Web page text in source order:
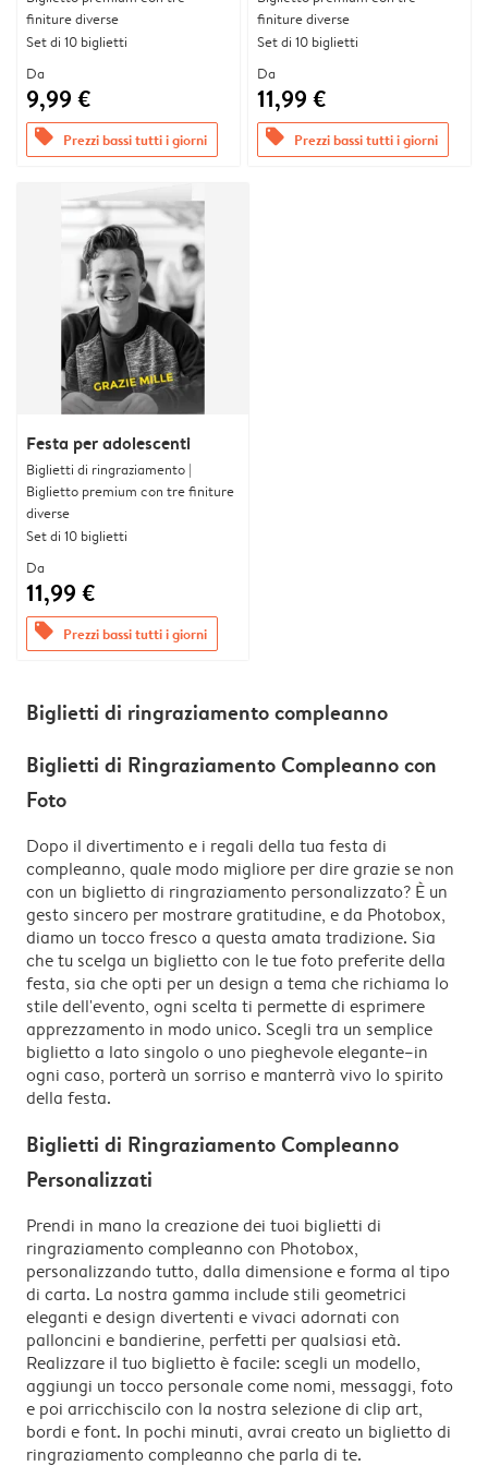
finiture diverse
Set di 10 biglietti
Da
9,99 €
offers Prezzi bassi tutti i giorni
finiture diverse
Set di 10 biglietti
Da
11,99 €
offers Prezzi bassi tutti i giorni
Festa per adolescenti
Biglietti di ringraziamento |
Biglietto premium con tre finiture
diverse
Set di 10 biglietti
Da
11,99 €
offers Prezzi bassi tutti i giorni
Biglietti di ringraziamento compleanno
Biglietti di Ringraziamento Compleanno con
Foto
Dopo il divertimento e i regali della tua festa di
compleanno, quale modo migliore per dire grazie se non
con un biglietto di ringraziamento personalizzato? È un
gesto sincero per mostrare gratitudine, e da Photobox,
diamo un tocco fresco a questa amata tradizione. Sia
che tu scelga un biglietto con le tue foto preferite della
festa, sia che opti per un design a tema che richiama lo
stile dell'evento, ogni scelta ti permette di esprimere
apprezzamento in modo unico. Scegli tra un semplice
biglietto a lato singolo o uno pieghevole elegante–in
ogni caso, porterà un sorriso e manterrà vivo lo spirito
della festa.
Biglietti di Ringraziamento Compleanno
Personalizzati
Prendi in mano la creazione dei tuoi biglietti di
ringraziamento compleanno con Photobox,
personalizzando tutto, dalla dimensione e forma al tipo
di carta. La nostra gamma include stili geometrici
eleganti e design divertenti e vivaci adornati con
palloncini e bandierine, perfetti per qualsiasi età.
Realizzare il tuo biglietto è facile: scegli un modello,
aggiungi un tocco personale come nomi, messaggi, foto
e poi arricchiscilo con la nostra selezione di clip art,
bordi e font. In pochi minuti, avrai creato un biglietto di
ringraziamento compleanno che parla di te.